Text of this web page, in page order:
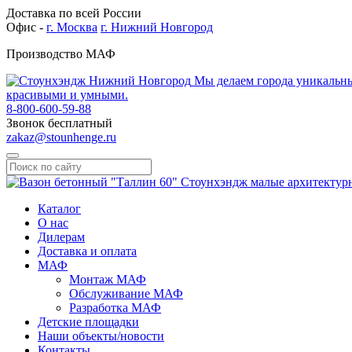
Доставка по всей России
Офис - г. Москва г. Нижний Новгород
Производство МАФ
Мы делаем города
красивыми и умными.
8-800-600-59-88
Звонок бесплатный
zakaz@stounhenge.ru
Каталог
О нас
Дилерам
Доставка и оплата
МАФ
Монтаж МАФ
Обслуживание МАФ
Разработка МАФ
Детские площадки
Наши объекты/новости